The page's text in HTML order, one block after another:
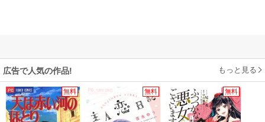
広告で人気の作品! もっと見る
無料 無料 無料